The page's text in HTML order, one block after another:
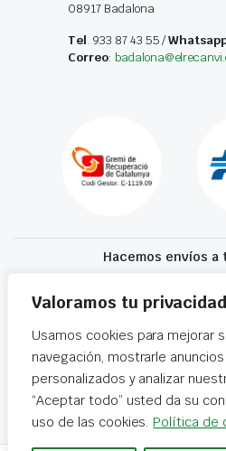
Valoramos tu privacidad
Usamos cookies para mejorar
navegación, mostrarle
personalizados y analizar
“Aceptar todo” usted da su
uso de las cookies. Política de
08917 Badalona
Tel. 933 87 43 55 /
Correo:
Hacemos envíos a
Recibe tu recambio
Desguaces El Recanvi 2026 ©